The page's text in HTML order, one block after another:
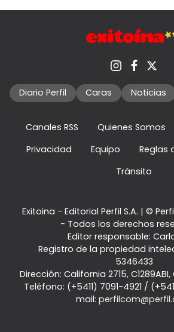
Diario Perfil Caras Noticias
Canales RSS Quienes Somos
Privacidad
Equipo
Reglas
Tránsito
Exitoina - Editorial Perfil S.A. | ©
- Todos los derechos
Editor responsable:
Registro de la propiedad
5346433
Dirección: California 2715, C1289ABI,
Teléfono: (+5411) 7091-4921 /
mail: